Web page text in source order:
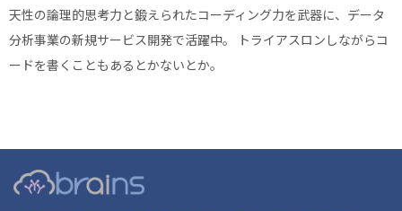
天性の論理的思考力と鍛えられたコーディング力を武器に、データ
分析事業の新規サービス開発で活躍中。 トライアスロンしながらコ
ードを書くこともあるとかないとか。